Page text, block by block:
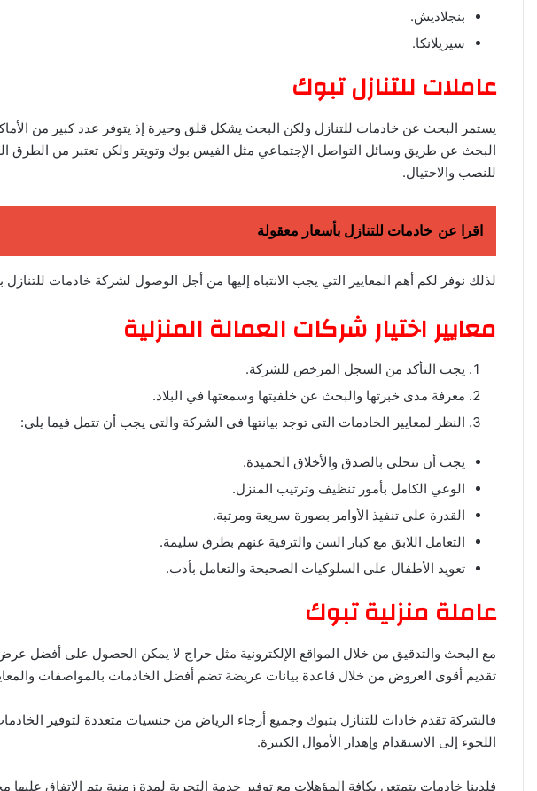
بنجلاديش.
سيريلانكا.
عاملات للتنازل تبوك
يستمر البحث عن خادمات للتنازل ولكن البحث يشكل قلق وحيرة إذ يتوفر عدد كبير من
البحث عن طريق وسائل التواصل الإجتماعي مثل الفيس بوك وتويتر ولكن تعتبر من الطرق
للنصب والاحتيال.
اقرا عن خادمات للتنازل بأسعار معقولة
لذلك نوفر لكم أهم المعايير التي يجب الانتباه إليها من أجل الوصول لشركة خادمات
معايير اختيار شركات العمالة المنزلية
يجب التأكد من السجل المرخص للشركة.
معرفة مدى خبرتها والبحث عن خلفيتها وسمعتها في البلاد.
النظر لمعايير الخادمات التي توجد بيانتها في الشركة والتي يجب أن تتمل فيما يلي:
يجب أن تتحلى بالصدق والأخلاق الحميدة.
الوعي الكامل بأمور تنظيف وترتيب المنزل.
القدرة على تنفيذ الأوامر بصورة سريعة ومرتبة.
التعامل اللابق مع كبار السن والترفية عنهم بطرق سليمة.
تعويد الأطفال على السلوكيات الصحيحة والتعامل بأدب.
عاملة منزلية تبوك
مع البحث والتدقيق من خلال المواقع الإلكترونية مثل حراج لا يمكن الحصول على أفضل
تقديم أقوى العروض من خلال قاعدة بيانات عريضة تضم أفضل الخادمات بالمواصفات
فالشركة تقدم خادات للتنازل بتبوك وجميع أرجاء الرياض من جنسيات متعددة لتوفير
اللجوء إلى الاستقدام وإهدار الأموال الكبيرة.
فلدينا خادمات يتمتعن بكافة المؤهلات مع توفير خدمة التجربة لمدة زمنية يتم الاتفاق